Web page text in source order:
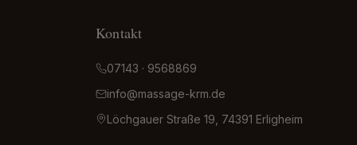
Kontakt
07143 · 9568869
info@massage-krm.de
Löchgauer Straße 19, 74391 Erligheim